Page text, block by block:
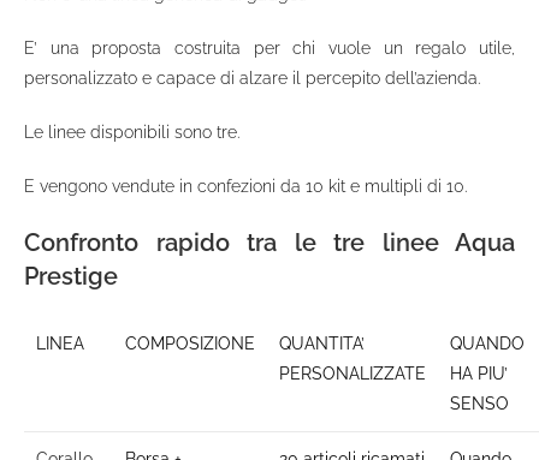
E’ una proposta costruita per chi vuole un regalo utile,
personalizzato e capace di alzare il percepito dell’azienda.
Le linee disponibili sono tre.
E vengono vendute in confezioni da 10 kit e multipli di 10.
Confronto rapido tra le tre linee Aqua
Prestige
LINEA COMPOSIZIONE
QUANTITA’
PERSONALIZZATE
QUANDO
HA PIU’
SENSO